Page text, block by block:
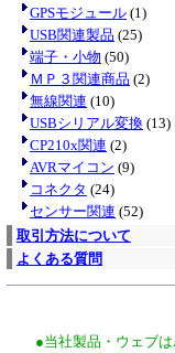
GPSモジュール (1)
USB関連製品 (25)
端子・小物 (50)
ＭＰ３関連商品 (2)
無線関連 (10)
USBシリアル変換 (13)
CP210x関連 (2)
AVRマイコン (9)
コネクタ (24)
センサー関連 (52)
取引方法について
よくある質問
●当社製品・ウェブ